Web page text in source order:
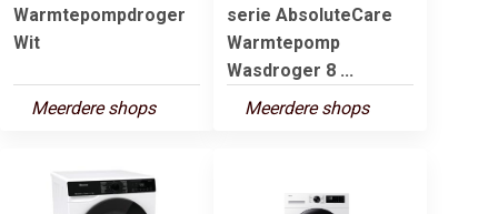
Warmtepompdroger
Wit
Meerdere shops
serie AbsoluteCare
Warmtepomp
Wasdroger 8 ...
Meerdere shops